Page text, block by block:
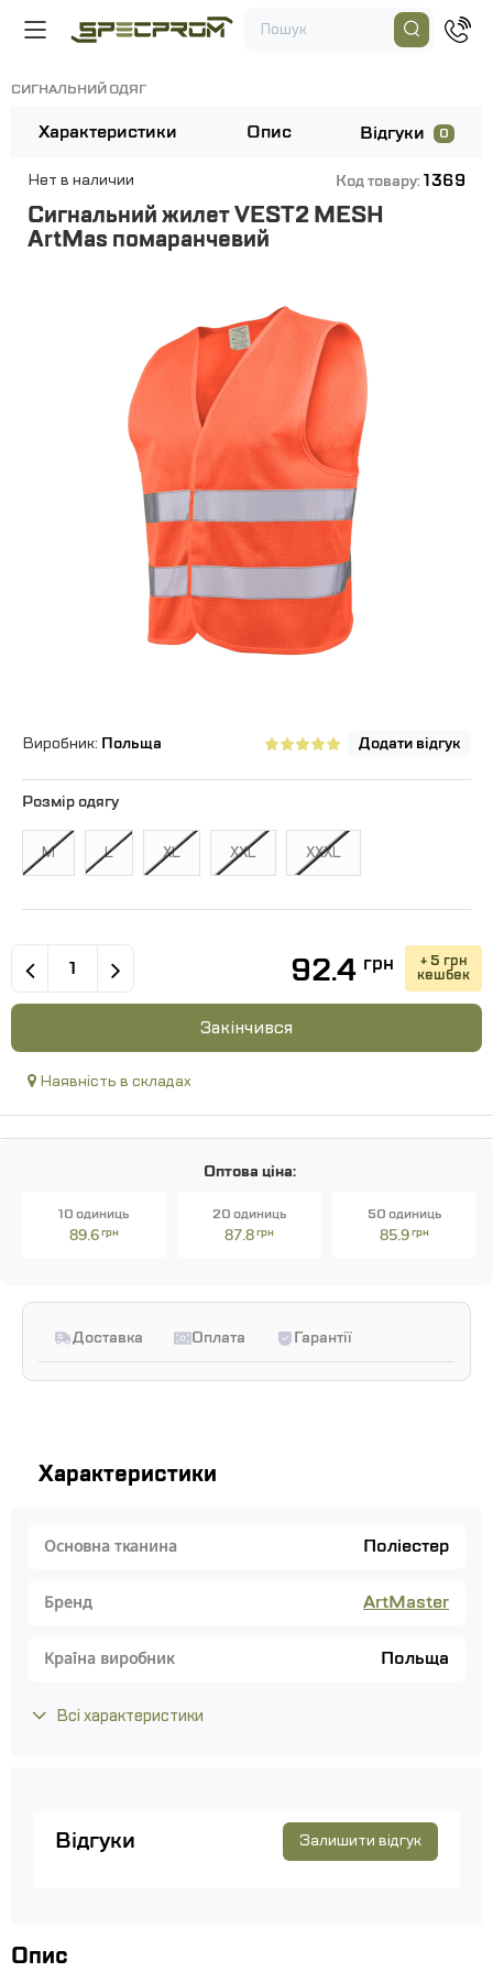
СИГНАЛЬНИЙ ОДЯГ
Характеристики Опис Відгуки 0
Нет в наличии Код товару:1369
Сигнальний жилет VEST2 MESH
ArtMas помаранчевий
Додати відгук
Виробник: Польща
Розмір одягу
M L XL XXL XXXL
92.4 грн + 5 грн
кешбек
Закінчився
Наявність в складах
Оптова ціна:
10 одиниць
89.6грн
20 одиниць
87.8грн
50 одиниць
85.9грн
Доставка Оплата Гарантії
Характеристики
Основна тканина Поліестер
Бренд ArtMaster
Країна виробник Польща
Всі характеристики
Відгуки Залишити відгук
Опис